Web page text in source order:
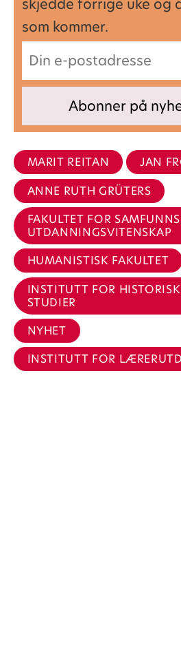
skjedde forrige uke og
som kommer.
MARIT REITAN
JAN
ANNE RUTH GRÜTERS
FAKULTET FOR
UTDANNINGSVITENSKAP
HUMANISTISK FAKULTET
INSTITUTT FOR
STUDIER
NYHET
INSTITUTT FOR